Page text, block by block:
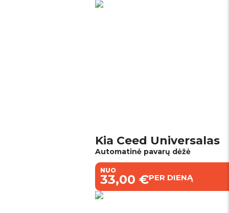
Kia Ceed Universalas
Automatinė pavarų dėžė
NUO
€33,00 €PER DIENĄ